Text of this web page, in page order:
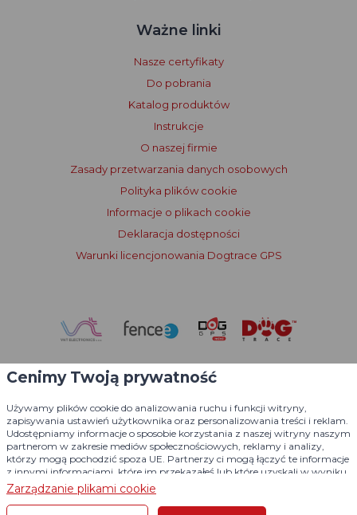
Ważne linki
Nasze certyfikaty
Do pobrania
Katalog produktów
Instrukcje
O naszej firmie
Zasady przetwarzania danych osobowych
Polityka plików cookie
Informacje o plikach cookie
Deklaracja dostępności
Warunki licencjonowania Dogtrace GPS
Cenimy Twoją prywatność
Używamy plików cookie do analizowania ruchu i funkcji witryny,
zapisywania ustawień użytkownika oraz personalizowania treści i reklam.
Udostępniamy informacje o sposobie korzystania z naszej witryny naszym
partnerom w zakresie mediów społecznościowych, reklamy i analizy,
którzy mogą pochodzić spoza UE. Partnerzy ci mogą łączyć te informacje
z innymi informacjami, które im przekazałeś lub które uzyskali w wyniku
korzystania z ich usług. Szczegółowe informacje
Zarządzanie plikami cookie